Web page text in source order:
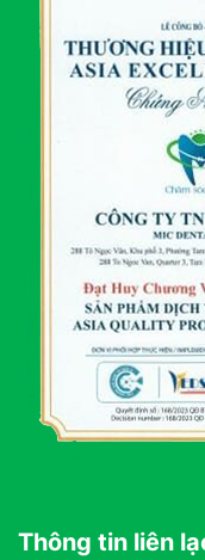
Thông tin liên